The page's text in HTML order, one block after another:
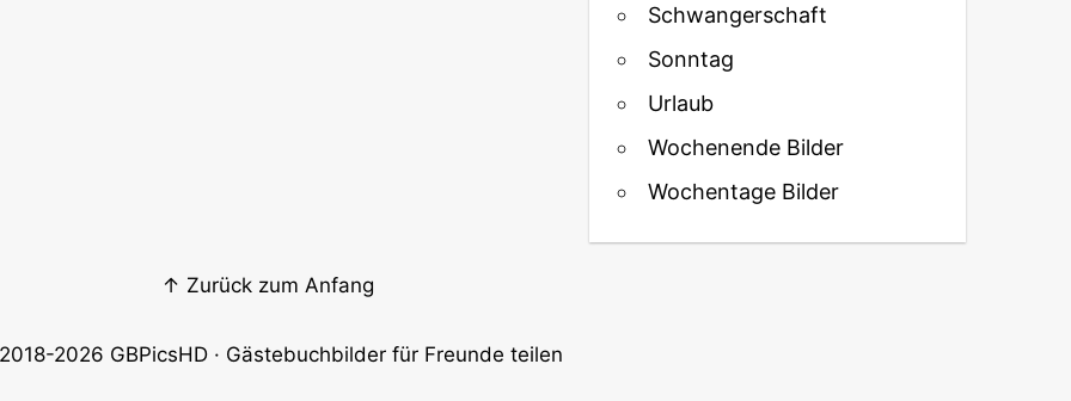
Schwangerschaft
Sonntag
Urlaub
Wochenende Bilder
Wochentage Bilder
↑ Zurück zum Anfang
2026 GBPicsHD· Gästebuchbilder für Freunde teilen